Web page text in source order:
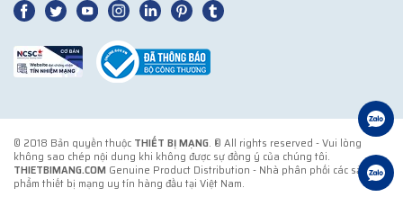
© 2018 Bản quyền thuộc THIẾT BỊ MẠNG. ® All rights reserved - Vui lòng
không sao chép nội dung khi không được sự đồng ý của chúng tôi.
THIETBIMANG.COM Genuine Product Distribution - Nhà phân phối các sản
phẩm thiết bị mạng uy tín hàng đầu tại Việt Nam.